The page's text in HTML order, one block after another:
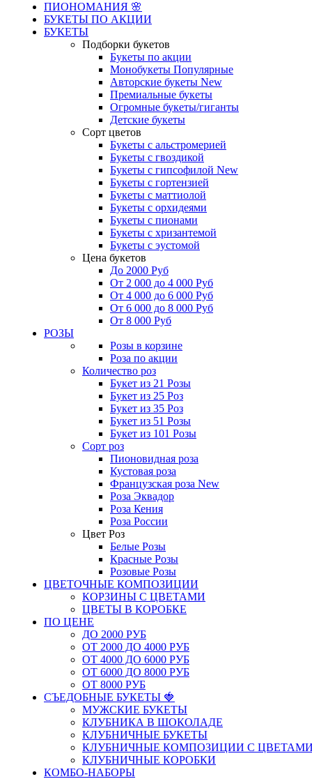
ПИОНОМАНИЯ 🌸
БУКЕТЫ ПО АКЦИИ
БУКЕТЫ
Подборки букетов
Букеты по акции
Монобукеты Популярные
Авторские букеты New
Премиальные букеты
Огромные букеты/гиганты
Детские букеты
Сорт цветов
Букеты с альстромерией
Букеты с гвоздикой
Букеты с гипсофилой New
Букеты с гортензией
Букеты с маттиолой
Букеты с орхидеями
Букеты с пионами
Букеты с хризантемой
Букеты с эустомой
Цена букетов
До 2000 Руб
От 2 000 до 4 000 Руб
От 4 000 до 6 000 Руб
От 6 000 до 8 000 Руб
От 8 000 Руб
РОЗЫ
Розы в корзине
Роза по акции
Количество роз
Букет из 21 Розы
Букет из 25 Роз
Букет из 35 Роз
Букет из 51 Розы
Букет из 101 Розы
Сорт роз
Пионовидная роза
Кустовая роза
Французская роза New
Роза Эквадор
Роза Кения
Роза России
Цвет Роз
Белые Розы
Красные Розы
Розовые Розы
ЦВЕТОЧНЫЕ КОМПОЗИЦИИ
КОРЗИНЫ С ЦВЕТАМИ
ЦВЕТЫ В КОРОБКЕ
ПО ЦЕНЕ
ДО 2000 РУБ
ОТ 2000 ДО 4000 РУБ
ОТ 4000 ДО 6000 РУБ
ОТ 6000 ДО 8000 РУБ
ОТ 8000 РУБ
СЪЕДОБНЫЕ БУКЕТЫ 🍓
МУЖСКИЕ БУКЕТЫ
КЛУБНИКА В ШОКОЛАДЕ
КЛУБНИЧНЫЕ БУКЕТЫ
КЛУБНИЧНЫЕ КОМПОЗИЦИИ С
КЛУБНИЧНЫЕ КОРОБКИ
КОМБО-НАБОРЫ